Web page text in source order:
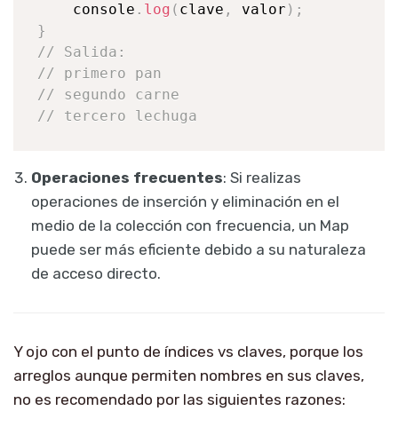
console . log ( clave , valor ) ;
}
// Salida:
// primero pan
// segundo carne
// tercero lechuga
Operaciones frecuentes: Si realizas
operaciones de inserción y eliminación en el
medio de la colección con frecuencia, un Map
puede ser más eficiente debido a su naturaleza
de acceso directo.
Y ojo con el punto de índices vs claves, porque los
arreglos aunque permiten nombres en sus claves,
no es recomendado por las siguientes razones: